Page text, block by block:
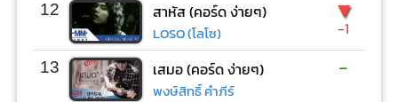
12 สาหัส (คอร์ด ง่ายๆ)
LOSO (โลโซ)
▼
-1
13 เสมอ (คอร์ด ง่ายๆ)
พงษ์สิทธิ์ คำภีร์
-